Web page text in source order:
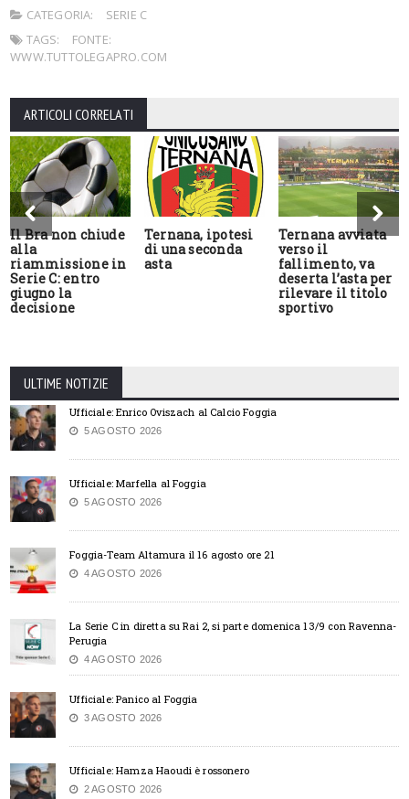
CATEGORIA:
SERIE C
TAGS:
FONTE:
WWW.TUTTOLEGAPRO.COM
ARTICOLI CORRELATI
Il Bra non chiude
alla
riammissione in
Serie C: entro
giugno la
decisione
Ternana, ipotesi
di una seconda
asta
Ternana avviata
verso il
fallimento, va
deserta l’asta per
rilevare il titolo
sportivo
ULTIME NOTIZIE
Ufficiale: Enrico Oviszach al Calcio Foggia
5 AGOSTO 2026
Ufficiale: Marfella al Foggia
5 AGOSTO 2026
Foggia-Team Altamura il 16 agosto ore 21
4 AGOSTO 2026
La Serie C in diretta su Rai 2, si parte domenica 13/9 con Ravenna-
Perugia
4 AGOSTO 2026
Ufficiale: Panico al Foggia
3 AGOSTO 2026
Ufficiale: Hamza Haoudi è rossonero
2 AGOSTO 2026